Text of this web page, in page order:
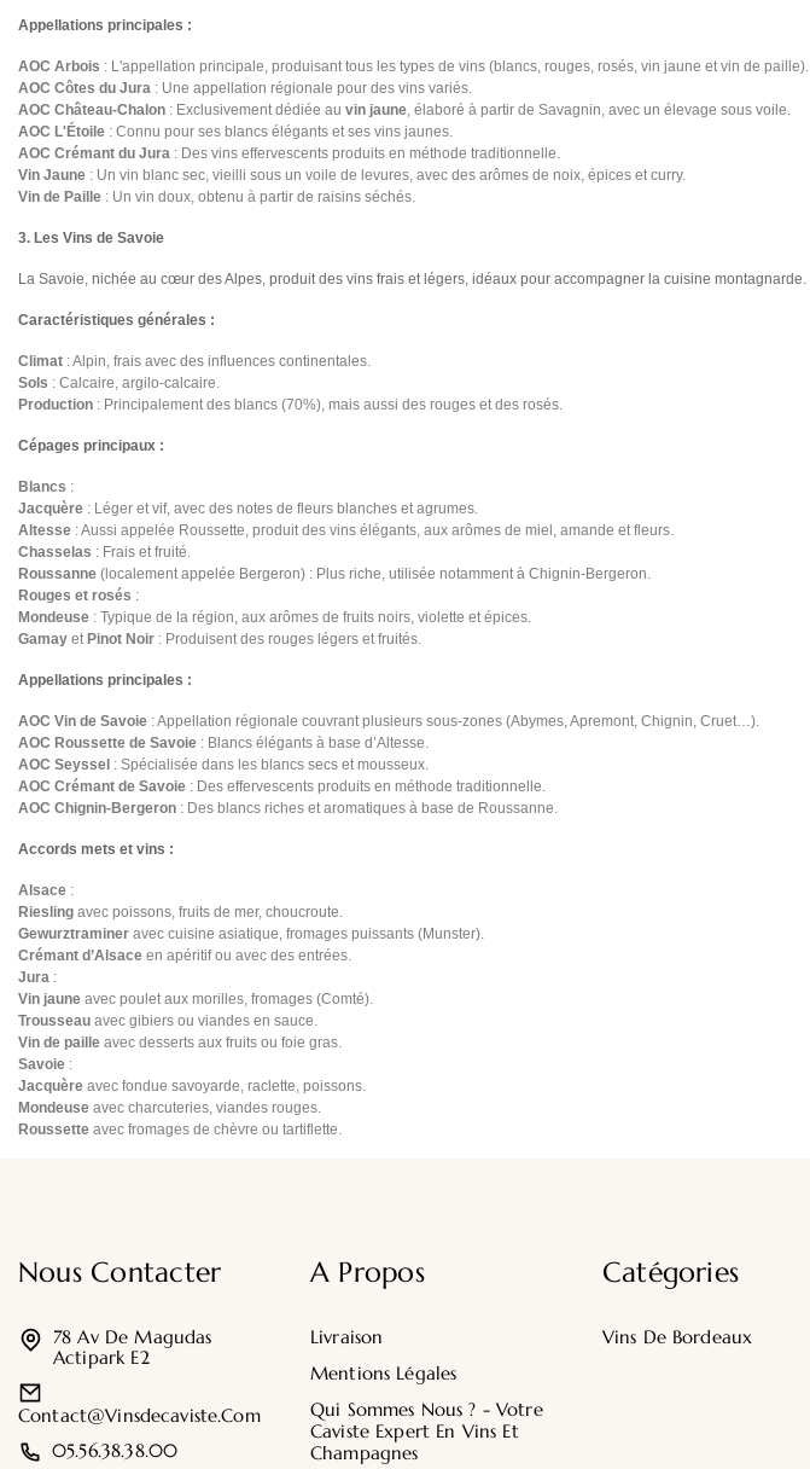
Appellations principales :
AOC Arbois : L'appellation principale, produisant tous les types de vins (blancs, rouges, rosés, vin jaune et vin de paille).
AOC Côtes du Jura : Une appellation régionale pour des vins variés.
AOC Château-Chalon : Exclusivement dédiée au vin jaune, élaboré à partir de Savagnin, avec un élevage sous voile.
AOC L'Étoile : Connu pour ses blancs élégants et ses vins jaunes.
AOC Crémant du Jura : Des vins effervescents produits en méthode traditionnelle.
Vin Jaune : Un vin blanc sec, vieilli sous un voile de levures, avec des arômes de noix, épices et curry.
Vin de Paille : Un vin doux, obtenu à partir de raisins séchés.
3. Les Vins de Savoie
La Savoie, nichée au cœur des Alpes, produit des vins frais et légers, idéaux pour accompagner la cuisine montagnarde.
Caractéristiques générales :
Climat : Alpin, frais avec des influences continentales.
Sols : Calcaire, argilo-calcaire.
Production : Principalement des blancs (70%), mais aussi des rouges et des rosés.
Cépages principaux :
Blancs :
Jacquère : Léger et vif, avec des notes de fleurs blanches et agrumes.
Altesse : Aussi appelée Roussette, produit des vins élégants, aux arômes de miel, amande et fleurs.
Chasselas : Frais et fruité.
Roussanne (localement appelée Bergeron) : Plus riche, utilisée notamment à Chignin-Bergeron.
Rouges et rosés :
Mondeuse : Typique de la région, aux arômes de fruits noirs, violette et épices.
Gamay et Pinot Noir : Produisent des rouges légers et fruités.
Appellations principales :
AOC Vin de Savoie : Appellation régionale couvrant plusieurs sous-zones (Abymes, Apremont, Chignin, Cruet…).
AOC Roussette de Savoie : Blancs élégants à base d’Altesse.
AOC Seyssel : Spécialisée dans les blancs secs et mousseux.
AOC Crémant de Savoie : Des effervescents produits en méthode traditionnelle.
AOC Chignin-Bergeron : Des blancs riches et aromatiques à base de Roussanne.
Accords mets et vins :
Alsace :
Riesling avec poissons, fruits de mer, choucroute.
Gewurztraminer avec cuisine asiatique, fromages puissants (Munster).
Crémant d’Alsace en apéritif ou avec des entrées.
Jura :
Vin jaune avec poulet aux morilles, fromages (Comté).
Trousseau avec gibiers ou viandes en sauce.
Vin de paille avec desserts aux fruits ou foie gras.
Savoie :
Jacquère avec fondue savoyarde, raclette, poissons.
Mondeuse avec charcuteries, viandes rouges.
Roussette avec fromages de chèvre ou tartiflette.
Nous Contacter
78 Av De Magudas
Actipark E2
Contact@vinsdecaviste.com
05.56.38.38.00
A Propos
Livraison
Mentions Légales
Qui Sommes Nous ? - Votre
Caviste Expert En Vins Et
Champagnes
Catégories
Vins De Bordeaux